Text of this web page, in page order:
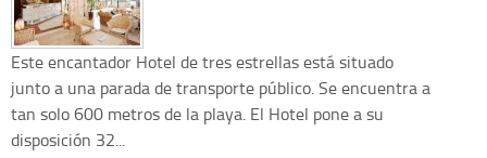
Este encantador Hotel de tres estrellas está situado
junto a una parada de transporte público. Se encuentra a
tan solo 600 metros de la playa. El Hotel pone a su
disposición 32...